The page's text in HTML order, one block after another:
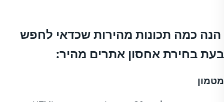
הנה כמה תכונות מהירות שכדאי לחפש
בעת בחירת אחסון אתרים מהיר:
מטמון